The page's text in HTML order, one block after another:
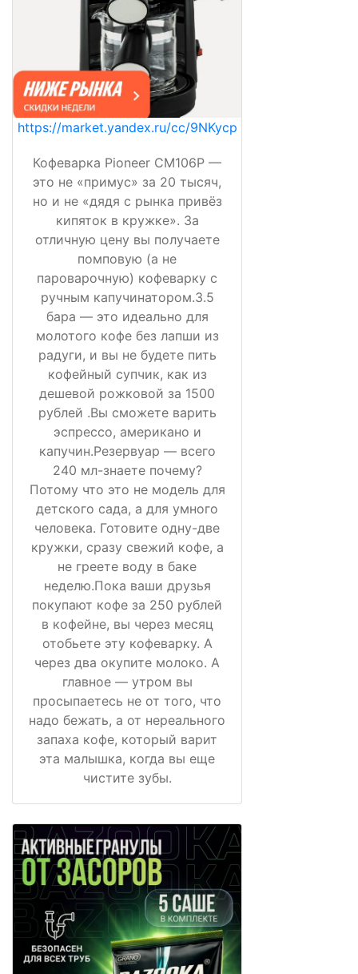
https://market.yandex.ru/cc/9NKycp
Кофеварка Pioneer CM106P —
это не «примус» за 20 тысяч,
но и не «дядя с рынка привёз
кипяток в кружке». За
отличную цену вы получаете
помповую (а не
пароварочную) кофеварку с
ручным капучинатором.3.5
бара — это идеально для
молотого кофе без лапши из
радуги, и вы не будете пить
кофейный супчик, как из
дешевой рожковой за 1500
рублей .Вы сможете варить
эспрессо, американо и
капучин.Резервуар — всего
240 мл-знаете почему?
Потому что это не модель для
детского сада, а для умного
человека. Готовите одну-две
кружки, сразу свежий кофе, а
не греете воду в баке
неделю.Пока ваши друзья
покупают кофе за 250 рублей
в кофейне, вы через месяц
отобьете эту кофеварку. А
через два окупите молоко. А
главное — утром вы
просыпаетесь не от того, что
надо бежать, а от нереального
запаха кофе, который варит
эта малышка, когда вы еще
чистите зубы.